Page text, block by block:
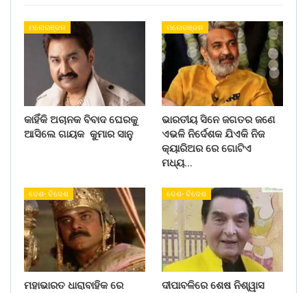
ମନୋରଞ୍ଜନ
କାହିଁକି ଅଚାନକ ବିବାଦ ଘେରକୁ
ଆସିଲେ ଗାୟକ କୁମାର ସାନୁ
ମନୋରଞ୍ଜନ
ଭାରତୀୟ ସିନେ ଜଗତର ଜଣେ
ଏଭଳି ନିର୍ଦେଶକ ଯିଏକି ନିଜ
କ୍ୟାରିଅର ରେ ଗୋଟିଏ
ମଧ୍ୟ…
ଦେଶ- ବିଦେଶ
ମହାଭାରତ ଧାରାବାହିକ ରେ
ଦେଶ- ବିଦେଶ
ଦୀପାବଳିରେ ଶେଷ ନିଶ୍ୱାସ